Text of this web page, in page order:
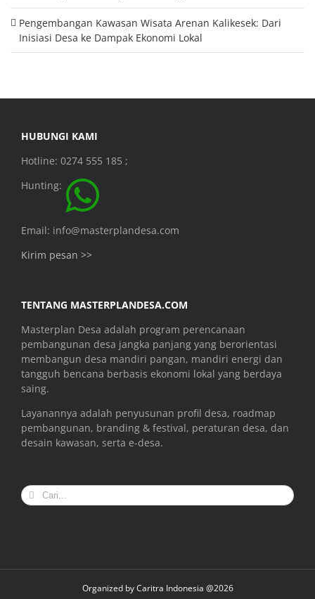
Pengembangan Kawasan Wisata Arenan Kalikesek: Dari
Inisiasi Desa ke Dampak Ekonomi Lokal
HUBUNGI KAMI
Hotline: 0274 555 185 ;
Hunting:
Email: info@masterplandesa.com
Kirim pesan >>
TENTANG MASTERPLANDESA.COM
Masterplan Desa adalah program perencanaan
pembangunan desa jangka panjang yang berorientasi
membangun desa mandiri pangan, mandiri energi dan
tangguh bencana berbasis ekonomi lokal yang berdaya
saing.
Layanannya adalah penyusunan profil desa, roadmap
pembangunan, branding & festival, peraturan desa, dan
desain kawasan, serta e-desa.
Search
for:
Organized byCaritra Indonesia @2026